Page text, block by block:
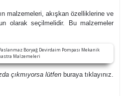
malzemeleri, akışkan özelliklerine ve
olarak seçilmelidir. Bu malzemeler
çıkmıyorsa lütfen burayatıklayınız.